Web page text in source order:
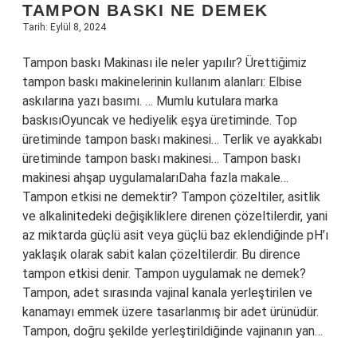
TAMPON BASKI NE DEMEK
Tarih: Eylül 8, 2024
Tampon baskı Makinası ile neler yapılır? Ürettiğimiz
tampon baskı makinelerinin kullanım alanları: Elbise
askılarına yazı basımı. … Mumlu kutulara marka
baskısıOyuncak ve hediyelik eşya üretiminde. Top
üretiminde tampon baskı makinesi… Terlik ve ayakkabı
üretiminde tampon baskı makinesi… Tampon baskı
makinesi ahşap uygulamalarıDaha fazla makale…
Tampon etkisi ne demektir? Tampon çözeltiler, asitlik
ve alkalinitedeki değişikliklere direnen çözeltilerdir, yani
az miktarda güçlü asit veya güçlü baz eklendiğinde pH’ı
yaklaşık olarak sabit kalan çözeltilerdir. Bu dirence
tampon etkisi denir. Tampon uygulamak ne demek?
Tampon, adet sırasında vajinal kanala yerleştirilen ve
kanamayı emmek üzere tasarlanmış bir adet ürünüdür.
Tampon, doğru şekilde yerleştirildiğinde vajinanın yan…